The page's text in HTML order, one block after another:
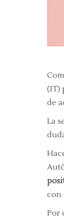
(IT)
de
La
con
Por